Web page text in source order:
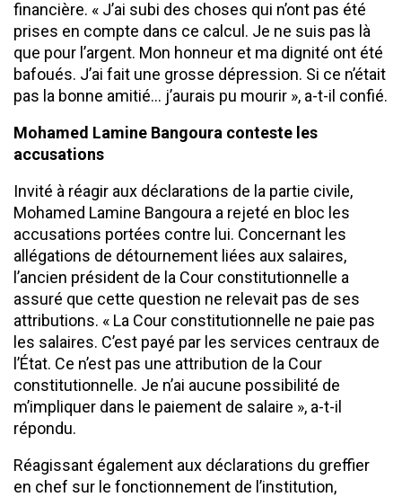
financière. « J’ai subi des choses qui n’ont pas été
prises en compte dans ce calcul. Je ne suis pas là
que pour l’argent. Mon honneur et ma dignité ont été
bafoués. J’ai fait une grosse dépression. Si ce n’était
pas la bonne amitié… j’aurais pu mourir », a-t-il confié.
Mohamed Lamine Bangoura conteste les
accusations
Invité à réagir aux déclarations de la partie civile,
Mohamed Lamine Bangoura a rejeté en bloc les
accusations portées contre lui. Concernant les
allégations de détournement liées aux salaires,
l’ancien président de la Cour constitutionnelle a
assuré que cette question ne relevait pas de ses
attributions. « La Cour constitutionnelle ne paie pas
les salaires. C’est payé par les services centraux de
l’État. Ce n’est pas une attribution de la Cour
constitutionnelle. Je n’ai aucune possibilité de
m’impliquer dans le paiement de salaire », a-t-il
répondu.
Réagissant également aux déclarations du greffier
en chef sur le fonctionnement de l’institution,